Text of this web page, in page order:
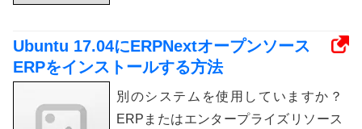
Ubuntu 17.04にERPNextオープンソース
ERPをインストールする方法
別のシステムを使用していますか？
ERPまたはエンタープライズリソース